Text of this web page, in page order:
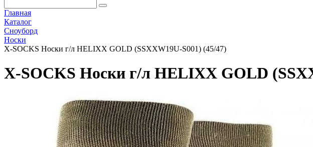
Главная
Каталог
Сноуборд
Носки
X-SOCKS Носки г/л HELIXX GOLD (SSXXW19U-S001) (45/47)
X-SOCKS Носки г/л HELIXX GOLD